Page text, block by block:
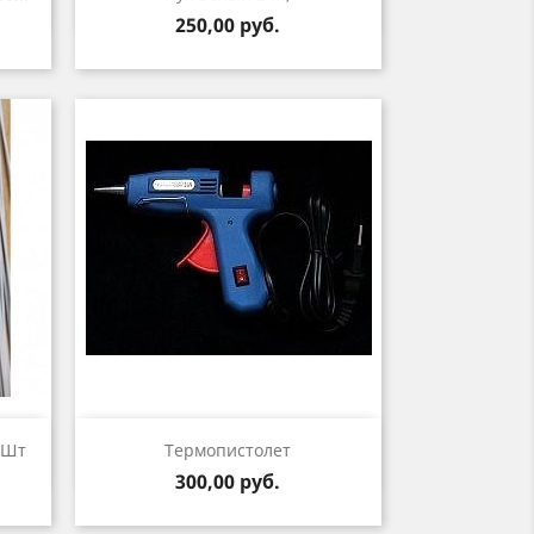
Цена
250,00 руб.
Шт Термопистолет
Цена
300,00 руб.
Быстрый просмотр